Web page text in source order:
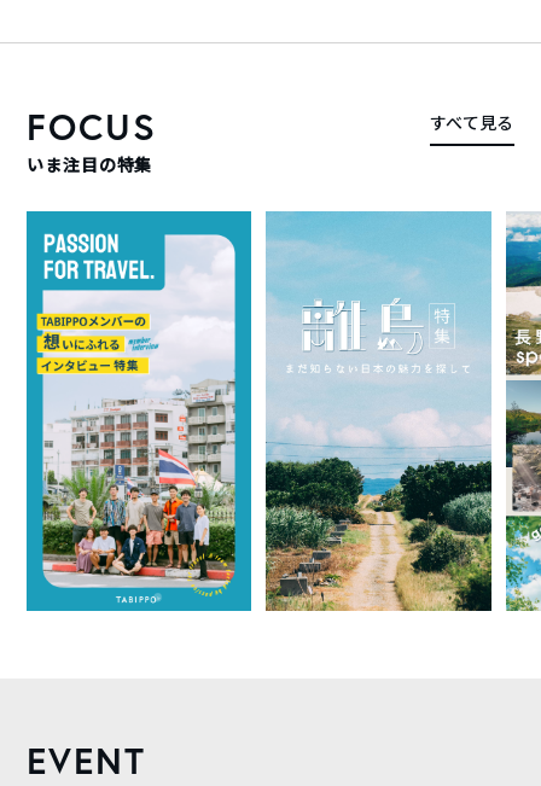
FOCUS
いま注目の特集
すべて見る
EVENT